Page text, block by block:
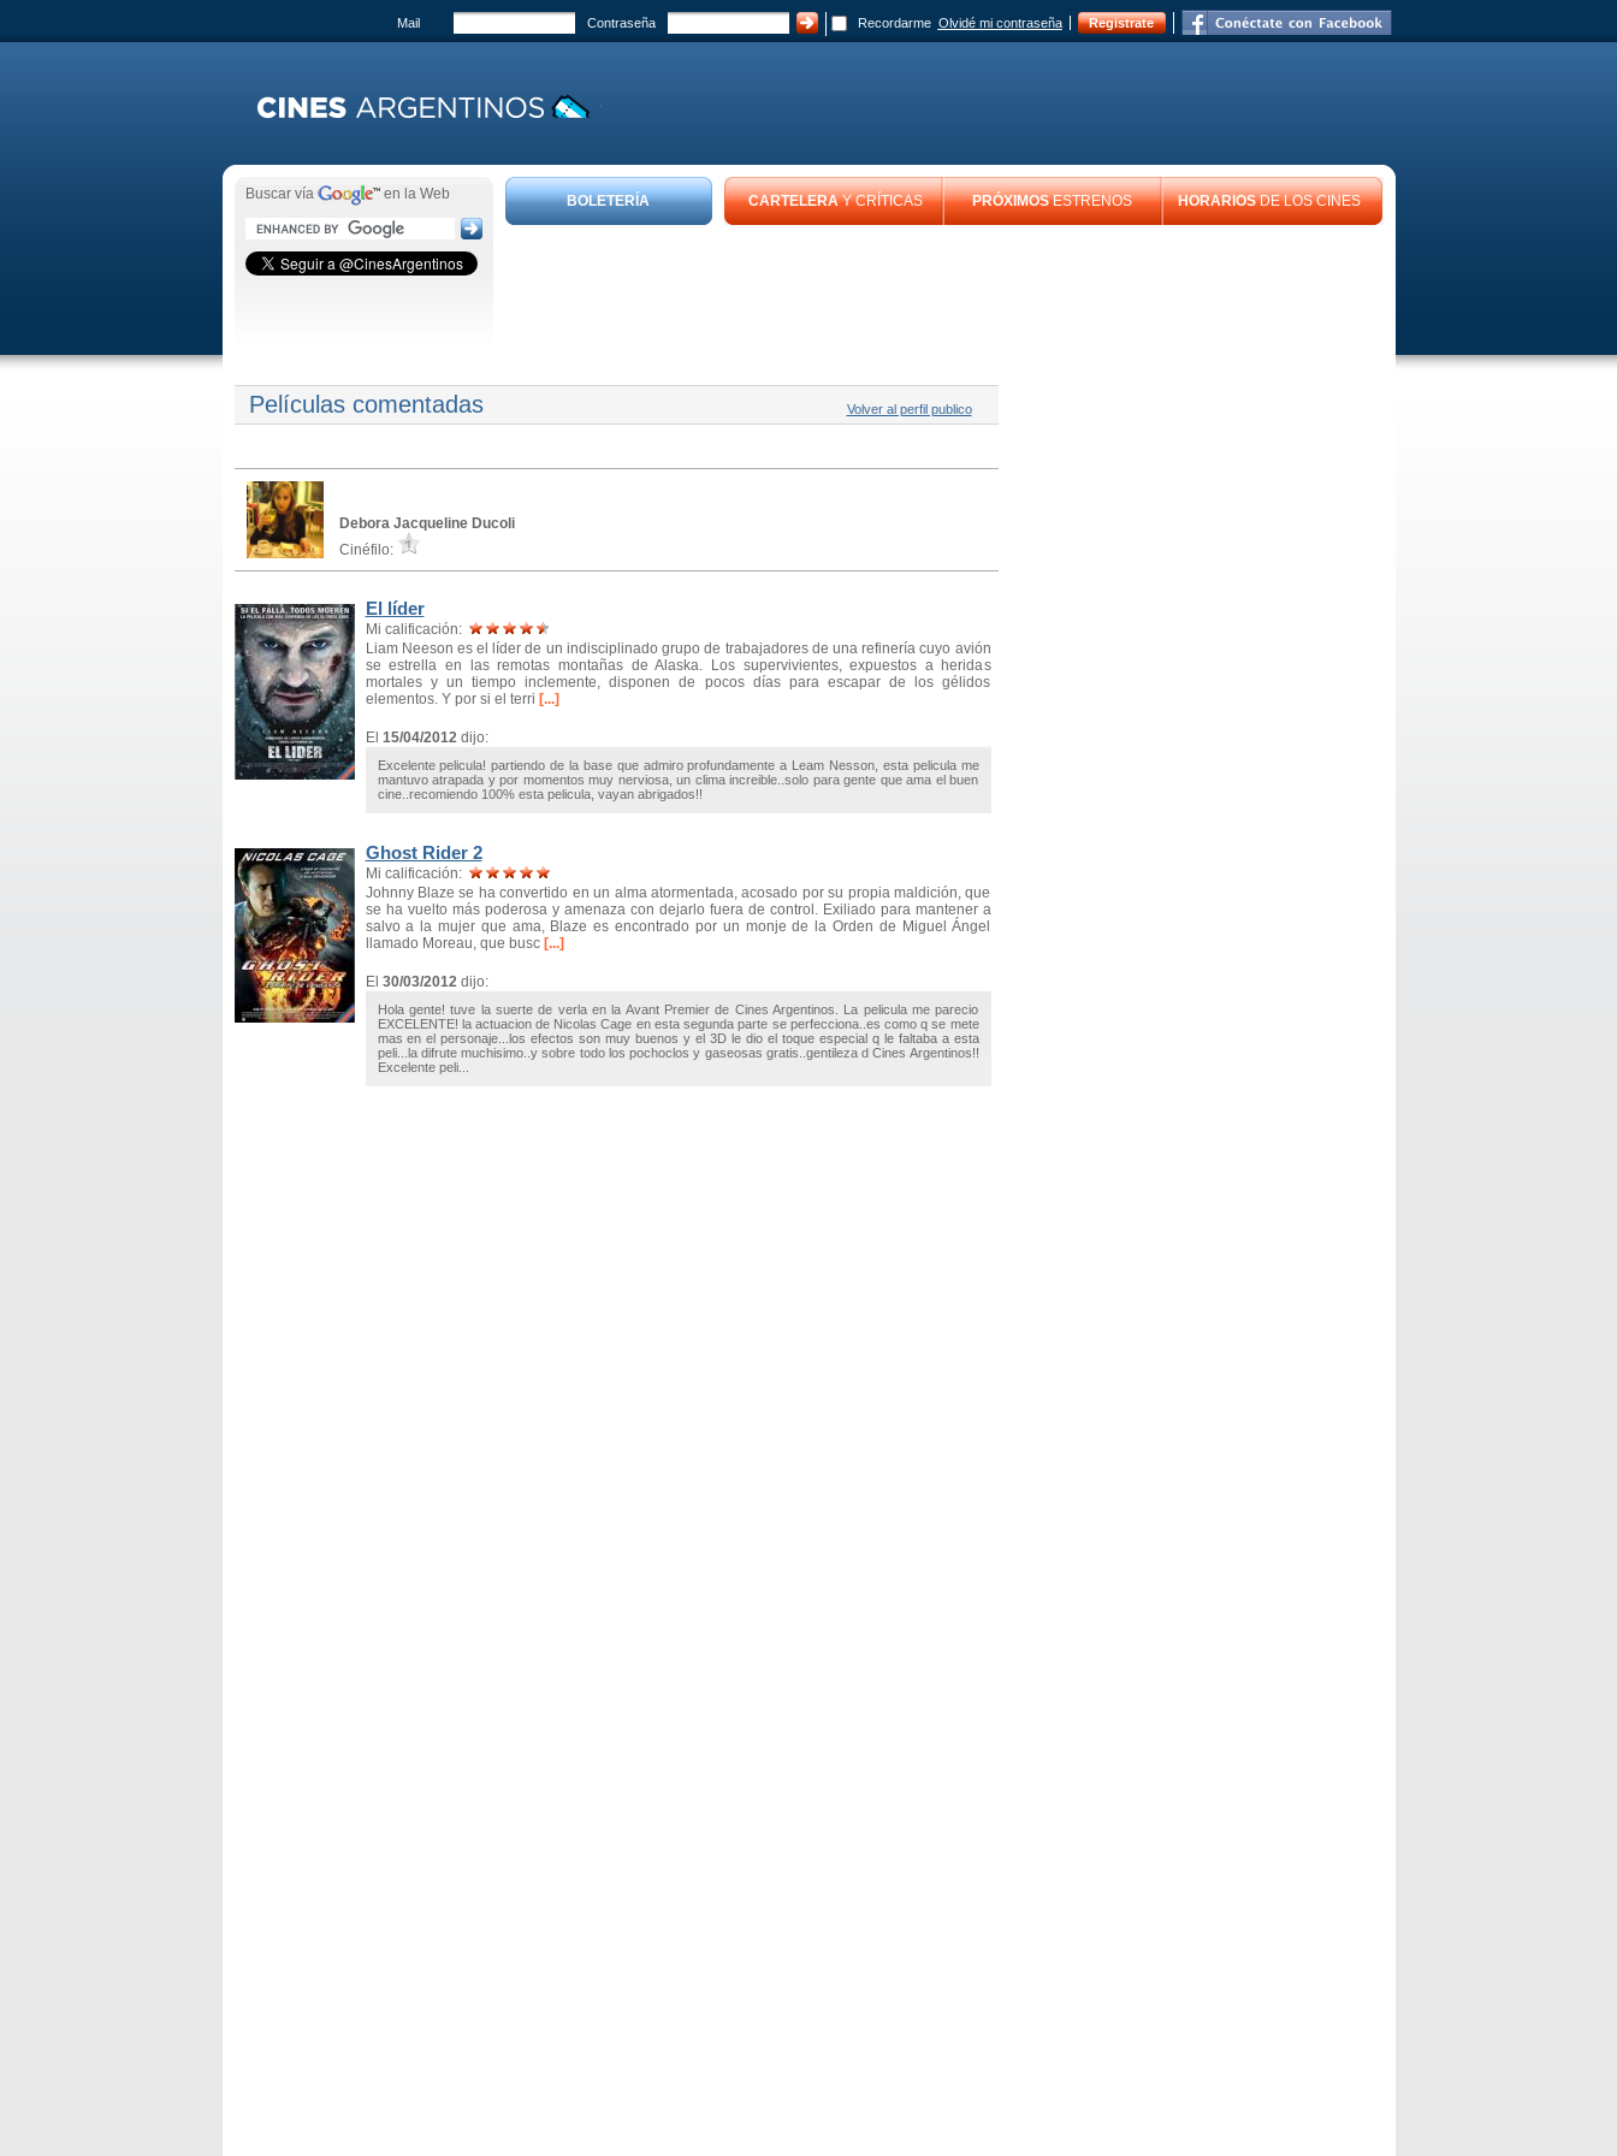
Mail Contraseña Recordarme Olvidé mi contraseña Registrate
Buscar vía en la Web BOLETERÍA CARTELERAY CRÍTICAS PRÓXIMOSESTRENOS HORARIOSDE LOS CINES
Películas comentadas Volver al perfil publico
Debora Jacqueline Ducoli
Cinéfilo:
El líder
Mi calificación:
Liam Neeson es el líder de un indisciplinado grupo de trabajadores de una refinería cuyo avión
se estrella en las remotas montañas de Alaska. Los supervivientes, expuestos a heridas
mortales y un tiempo inclemente, disponen de pocos días para escapar de los gélidos
elementos. Y por si el terri [...]
El 15/04/2012dijo:
Excelente pelicula! partiendo de la base que admiro profundamente a Leam Nesson, esta pelicula me
mantuvo atrapada y por momentos muy nerviosa, un clima increible..solo para gente que ama el buen
cine..recomiendo 100% esta pelicula, vayan abrigados!!
Ghost Rider 2
Mi calificación:
Johnny Blaze se ha convertido en un alma atormentada, acosado por su propia maldición, que
se ha vuelto más poderosa y amenaza con dejarlo fuera de control. Exiliado para mantener a
salvo a la mujer que ama, Blaze es encontrado por un monje de la Orden de Miguel Ángel
llamado Moreau, que busc[...]
El 30/03/2012dijo:
Hola gente! tuve la suerte de verla en la Avant Premier de Cines Argentinos. La pelicula me parecio
EXCELENTE! la actuacion de Nicolas Cage en esta segunda parte se perfecciona..es como q se mete
mas en el personaje...los efectos son muy buenos y el 3D le dio el toque especial q le faltaba a esta
peli...la difrute muchisimo..y sobre todo los pochoclos y gaseosas gratis..gentileza d Cines Argentinos!!
Excelente peli...